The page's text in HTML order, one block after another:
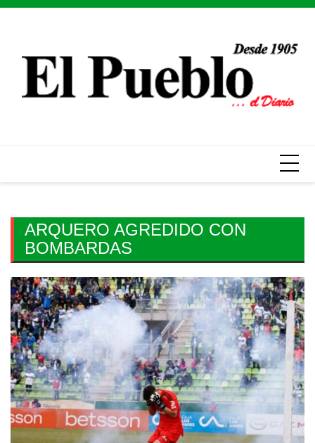
Skip
ARQUERO AGREDIDO CON
BOMBARDAS